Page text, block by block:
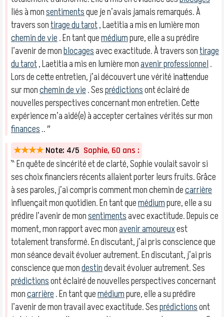
liés à monsentimentsque je n’avais jamais remarqués. À
travers sontirage du tarot, Laetitia a mis en lumière mon
chemin de vie. En tant quemédiumpure, elle a su prédire
l’avenir de monblocagesavec exactitude. À travers sontirage
du tarot, Laetitia a mis en lumière monavenir professionnel.
Lors de cette entretien, j’ai découvert une vérité inattendue
sur monchemin de vie. Sesprédictionsont éclairé de
nouvelles perspectives concernant mon entretien. Cette
expérience m’a aidé(e) à accepter certaines vérités sur mon
finances.. ″
★★★★ Note: 4/5 Sophie, 60 ans :
‶ En quête de sincérité et de clarté, Sophie voulait savoir si
ses choix financiers récents allaient porter leurs fruits. Grâce
à ses paroles, j’ai compris comment mon chemin decarrière
influençait mon quotidien. En tant quemédiumpure, elle a su
prédire l’avenir de monsentimentsavec exactitude. Depuis ce
moment, mon rapport avec monavenir amoureuxest
totalement transformé. En discutant, j’ai pris conscience que
mon séance devait évoluer autrement. En discutant, j’ai pris
conscience que mondestindevait évoluer autrement. Ses
prédictionsont éclairé de nouvelles perspectives concernant
moncarrière. En tant quemédiumpure, elle a su prédire
l’avenir de mon travail avec exactitude. Sesprédictionsont